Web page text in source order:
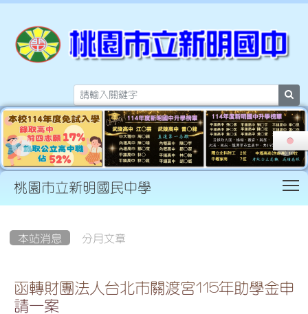
桃園市立新明國民中學
本站消息 分月文章
函轉財團法人台北市關渡宮115年助學金申
請一案